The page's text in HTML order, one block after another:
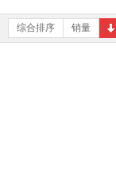
综合排序 销量